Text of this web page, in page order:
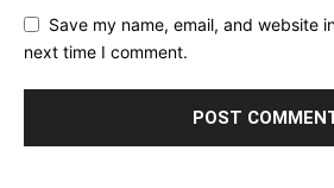
Save my name, email, and website
next time I comment.